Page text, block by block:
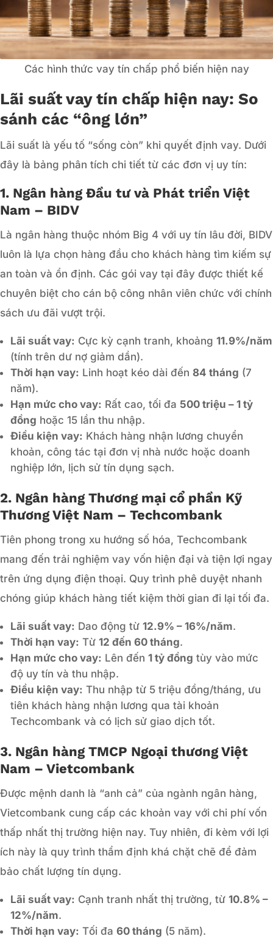
Các hình thức vay tín chấp phổ biến hiện nay
Lãi suất vay tín chấp hiện nay: So
sánh các “ông lớn”
Lãi suất là yếu tố “sống còn” khi quyết định vay. Dưới
đây là bảng phân tích chi tiết từ các đơn vị uy tín:
1. Ngân hàng Đầu tư và Phát triển Việt
Nam – BIDV
Là ngân hàng thuộc nhóm Big 4 với uy tín lâu đời, BIDV
luôn là lựa chọn hàng đầu cho khách hàng tìm kiếm sự
an toàn và ổn định. Các gói vay tại đây được thiết kế
chuyên biệt cho cán bộ công nhân viên chức với chính
sách ưu đãi vượt trội.
Lãi suất vay: Cực kỳ cạnh tranh, khoảng 11.9%/năm
(tính trên dư nợ giảm dần).
Thời hạn vay: Linh hoạt kéo dài đến 84 tháng (7
năm).
Hạn mức cho vay: Rất cao, tối đa 500 triệu – 1 tỷ
đồng hoặc 15 lần thu nhập.
Điều kiện vay: Khách hàng nhận lương chuyển
khoản, công tác tại đơn vị nhà nước hoặc doanh
nghiệp lớn, lịch sử tín dụng sạch.
2. Ngân hàng Thương mại cổ phần Kỹ
Thương Việt Nam – Techcombank
Tiên phong trong xu hướng số hóa, Techcombank
mang đến trải nghiệm vay vốn hiện đại và tiện lợi ngay
trên ứng dụng điện thoại. Quy trình phê duyệt nhanh
chóng giúp khách hàng tiết kiệm thời gian đi lại tối đa.
Lãi suất vay: Dao động từ 12.9% – 16%/năm.
Thời hạn vay: Từ 12 đến 60 tháng.
Hạn mức cho vay: Lên đến 1 tỷ đồng tùy vào mức
độ uy tín và thu nhập.
Điều kiện vay: Thu nhập từ 5 triệu đồng/tháng, ưu
tiên khách hàng nhận lương qua tài khoản
Techcombank và có lịch sử giao dịch tốt.
3. Ngân hàng TMCP Ngoại thương Việt
Nam – Vietcombank
Được mệnh danh là “anh cả” của ngành ngân hàng,
Vietcombank cung cấp các khoản vay với chi phí vốn
thấp nhất thị trường hiện nay. Tuy nhiên, đi kèm với lợi
ích này là quy trình thẩm định khá chặt chẽ để đảm
bảo chất lượng tín dụng.
Lãi suất vay: Cạnh tranh nhất thị trường, từ 10.8% –
12%/năm.
Thời hạn vay: Tối đa 60 tháng (5 năm).